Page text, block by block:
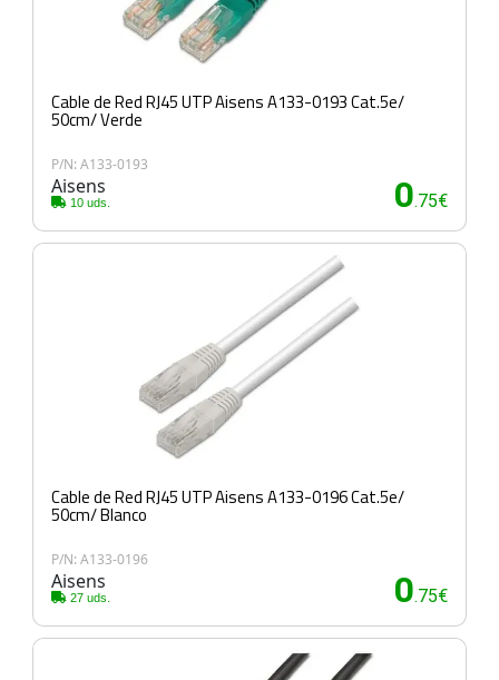
Cable de Red RJ45 UTP Aisens A133-0193 Cat.5e/
50cm/ Verde
P/N: A133-0193
Aisens
10 uds. 0.75€
Cable de Red RJ45 UTP Aisens A133-0196 Cat.5e/
50cm/ Blanco
P/N: A133-0196
Aisens
27 uds. 0.75€